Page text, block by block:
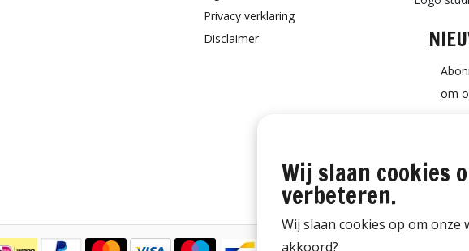
Privacy verklaring
Disclaimer
om
Wij slaan cookies
verbeteren.
Wij slaan cookies op om
akkoord?